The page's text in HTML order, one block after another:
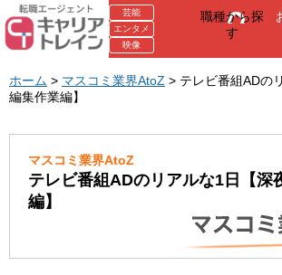
芸能
エンタメ
映像
職種から探
す
ホーム > マスコミ業界AtoZ > テレビ番組ADの
編集作業編】
マスコミ業界AtoZ
テレビ番組ADのリアルな1日【深
編】